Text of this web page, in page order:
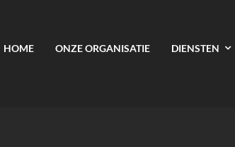
HOME ONZE ORGANISATIE DIENSTEN